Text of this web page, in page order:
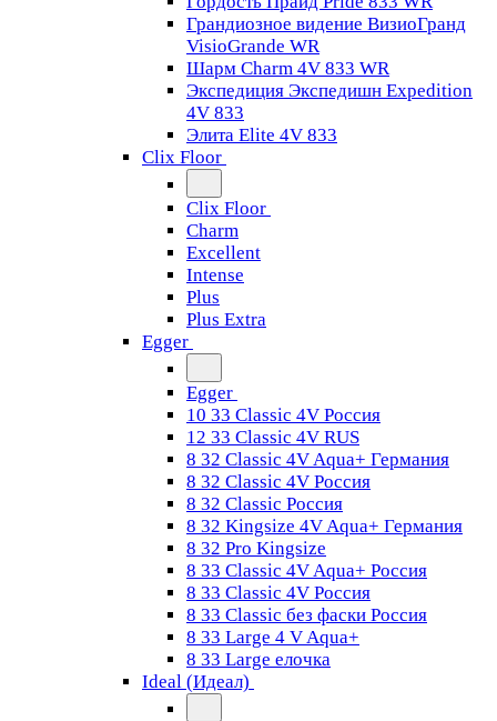
Грандиозное видение ВизиоГранд
VisioGrande WR
Шарм Charm 4V 833 WR
Экспедиция Экспедишн Expedition
4V 833
Элита Elite 4V 833
Clix Floor
Clix Floor
Charm
Excellent
Intense
Plus
Plus Extra
Egger
Egger
10 33 Classic 4V Россия
12 33 Classic 4V RUS
8 32 Classic 4V Aqua+ Германия
8 32 Classic 4V Россия
8 32 Classic Россия
8 32 Kingsize 4V Aqua+ Германия
8 32 Pro Kingsize
8 33 Classic 4V Aqua+ Россия
8 33 Classic 4V Россия
8 33 Classic без фаски Россия
8 33 Large 4 V Aqua+
8 33 Large елочка
Ideal (Идеал)